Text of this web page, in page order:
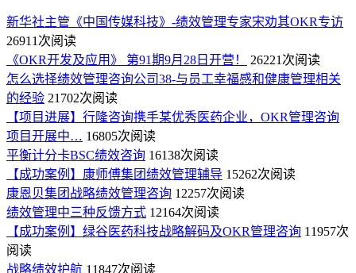
新华社主管《中国传媒科技》-绩效管理专家宋劝其OKR专访
26911次阅读
《OKR开发及应用》 第91期9月28日开营！
26221次阅读
怎么选择绩效管理咨询公司38-与员工幸福感和健康管理相关
的经验 21702次阅读
【项目进展】行隆咨询携手某优秀医药企业，OKR管理咨询
项目开展中… 16805次阅读
平衡计分卡BSC绩效咨询 16138次阅读
【成功案例】康师傅集团绩效管理辅导 15262次阅读
康恩贝集团战略绩效管理咨询 12257次阅读
绩效管理中三种反馈方式 12164次阅读
【成功案例】绿谷医药科技战略解码及OKR管理咨询 11957次
阅读
战略绩效护航 11847次阅读